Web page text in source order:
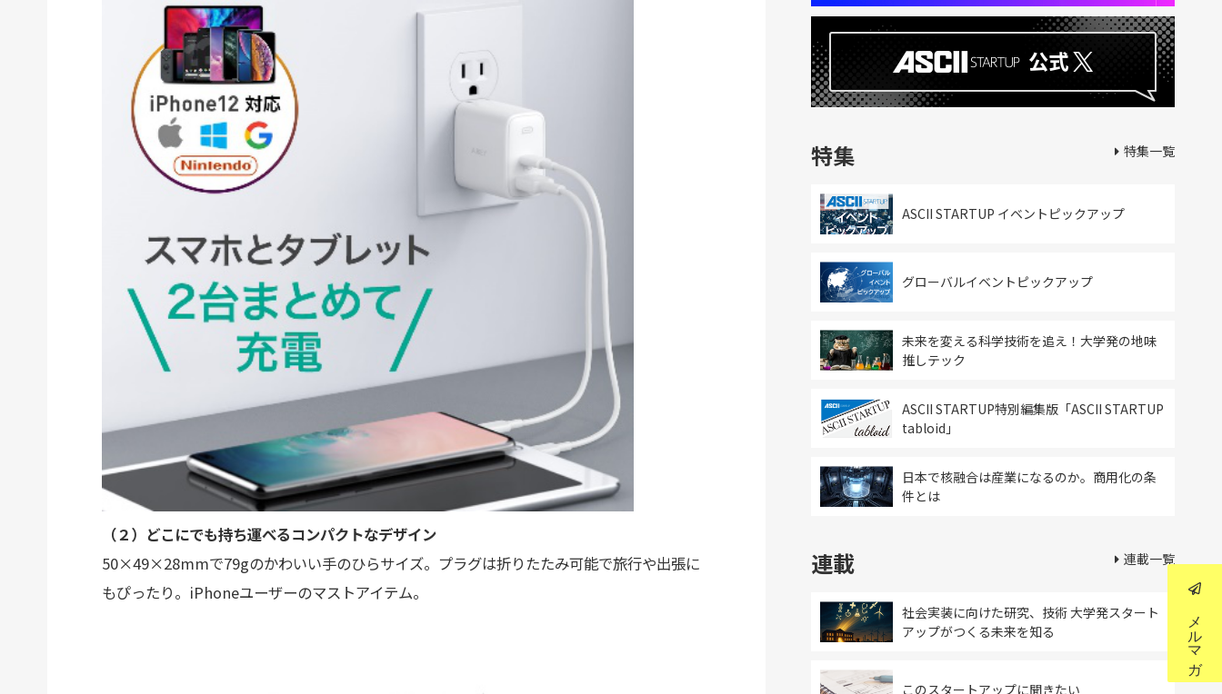
（２）どこにでも持ち運べるコンパクトなデザイン
50×49×28mmで79gのかわいい手のひらサイズ。プラグは折りたたみ可能で旅行や出張に
もぴったり。iPhoneユーザーのマストアイテム。
特集
ASCII STARTUP イベントピックアップ
グローバルイベントピックアップ
未来を変える科学技術を追え！大学発の地味
推しテック
ASCII STARTUP特別編集版「ASCII STARTUP
tabloid」
日本で核融合は産業になるのか。商用化の条
件とは
特集一覧
連載
社会実装に向けた研究、技術 大学発スタート
アップがつくる未来を知る
このスタートアップに聞きたい
連載一覧